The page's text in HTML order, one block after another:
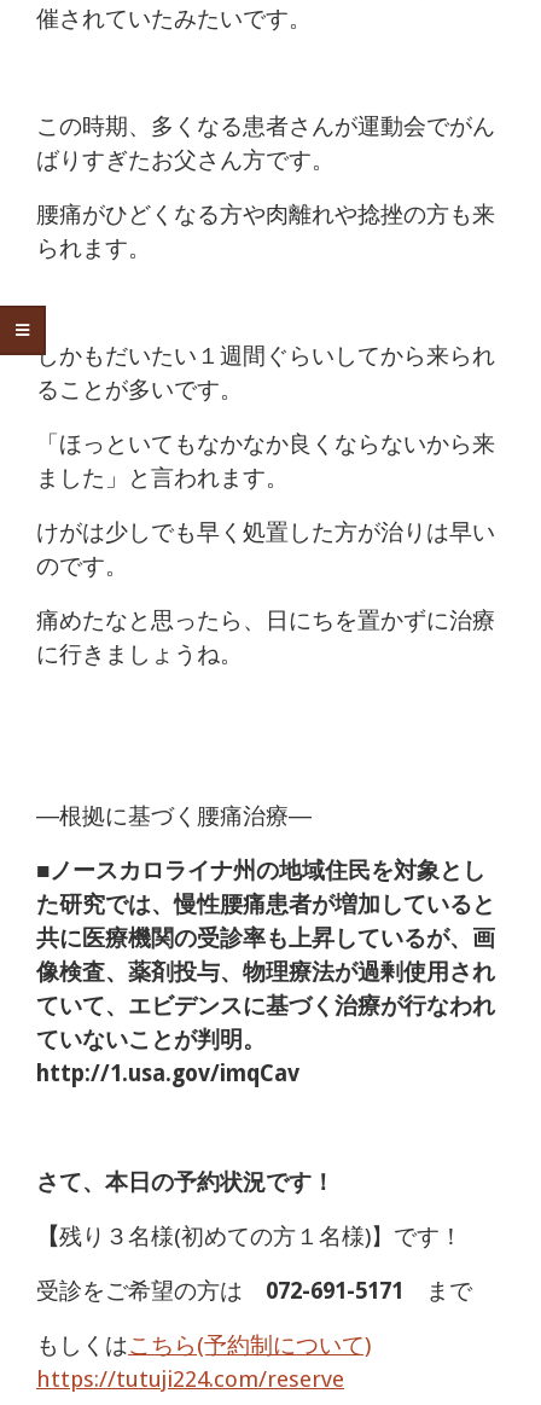
催されていたみたいです。
この時期、多くなる患者さんが運動会でがん
ばりすぎたお父さん方です。
腰痛がひどくなる方や肉離れや捻挫の方も来
られます。
しかもだいたい１週間ぐらいしてから来られ
ることが多いです。
「ほっといてもなかなか良くならないから来
ました」と言われます。
けがは少しでも早く処置した方が治りは早い
のです。
痛めたなと思ったら、日にちを置かずに治療
に行きましょうね。
―根拠に基づく腰痛治療―
■ノースカロライナ州の地域住民を対象とし
た研究では、慢性腰痛患者が増加していると
共に医療機関の受診率も上昇しているが、画
像検査、薬剤投与、物理療法が過剰使用され
ていて、エビデンスに基づく治療が行なわれ
ていないことが判明。
http://1.usa.gov/imqCav
さて、本日の予約状況です！
【残り３名様(初めての方１名様)】です！
受診をご希望の方は 072-691-5171 まで
もしくはこちら(予約制について)
https://tutuji224.com/reserve